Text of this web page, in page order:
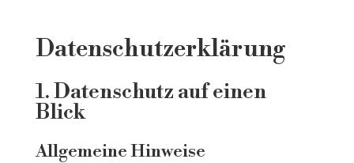
Datenschutz­erklärung
1. Datenschutz auf einen
Blick
Allgemeine Hinweise